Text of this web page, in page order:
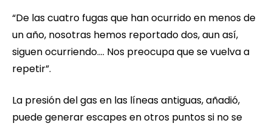
“De las cuatro fugas que han ocurrido en menos de
un año, nosotras hemos reportado dos, aun así,
siguen ocurriendo.... Nos preocupa que se vuelva a
repetir”.
La presión del gas en las líneas antiguas, añadió,
puede generar escapes en otros puntos si no se